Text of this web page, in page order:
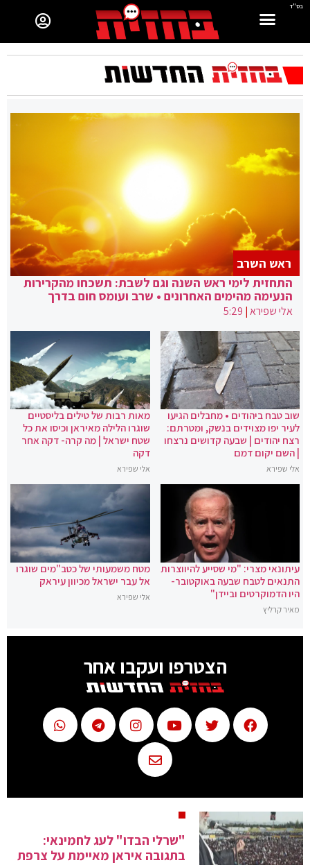
בס"ד
התחזית לימי ראש השנה וגם לשבת: תשכחו מהקרירות
הנעימה מהימים האחרונים • שרב ועומס חום בדרך
אלי שפירא|
5:29
ראש השרב
שוב טבח ביהודים • מחבלים הגיעו
לעיר יפו מצוידים בנשק, ומטרתם:
רצח יהודים | שבעה קדושים נרצחו
| השם יקום דמם
אלי שפירא
מאות רבות של טילים בליסטיים
שוגרו הלילה מאיראן וכיסו את כל
שטח ישראל | מה קרה- דקה אחר
דקה
אלי שפירא
עיתונאי מצרי: "מי שסייע להיווצרות
התנאים לטבח שבעה באוקטובר-
היו הדמוקרטים וביידן"
מאיר קרליץ
מטח משמעותי של כטב"מים שוגרו
אל עבר ישראל מכיוון עיראק
אלי שפירא
הצטרפו ועקבו אחר
"שרלי הבדו" לעג לחמינאי:
בתגובה איראן מאיימת על צרפת